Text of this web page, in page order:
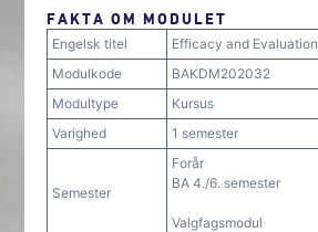
FAKTA OM MODULET
Engelsk titel
Efficacy and Evaluation
Modulkode
BAKDM202032
Modultype
Kursus
Varighed
1 semester
Semester
Forår
BA 4./6. semester
Valgfagsmodul